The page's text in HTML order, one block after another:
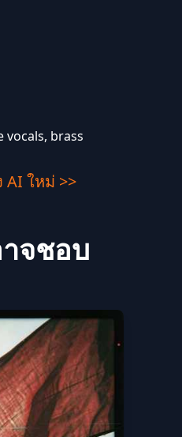
vocals, brass
AI ใหม่ >>
จชอบ